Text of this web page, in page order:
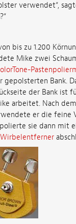
verwendet“,
bis zu 1.200
Mike zwei
gepolsterten Bank.
der Bank ist
arbeitet. Nach
er die feine
sie dann mit